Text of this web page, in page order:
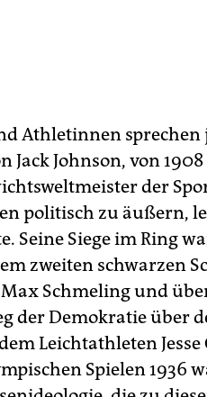
Athletinnen
Jack Johnson, von
der
politisch zu äußern,
Seine Siege im Ring
zweiten schwarzen
Max Schmeling und
der Demokratie über
Leichtathleten
Spielen 1936